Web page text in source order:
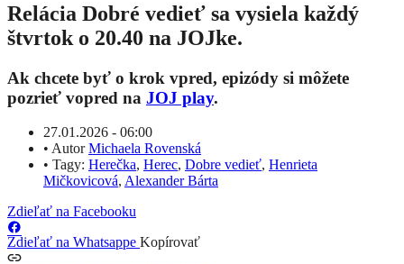
Relácia Dobré vedieť sa vysiela každý
štvrtok o 20.40 na JOJke.
Ak chcete byť o krok vpred, epizódy si môžete
pozrieť vopred na JOJ play.
27.01.2026 - 06:00
• AutorMichaela Rovenská
• Tagy: Herečka, Herec, Dobre vedieť, Henrieta
Mičkovicová, Alexander Bárta
Zdieľať na Facebooku
Zdieľať na Whatsappe Kopírovať